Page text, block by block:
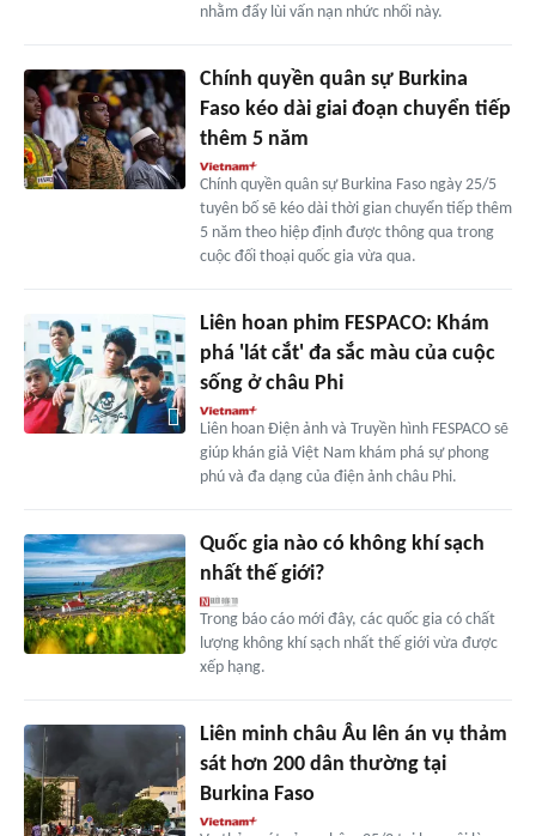
nhằm đẩy lùi vấn nạn nhức nhối này.
Chính quyền quân sự Burkina
Faso kéo dài giai đoạn chuyển tiếp
thêm 5 năm
Chính quyền quân sự Burkina Faso ngày 25/5
tuyên bố sẽ kéo dài thời gian chuyển tiếp thêm
5 năm theo hiệp định được thông qua trong
cuộc đối thoại quốc gia vừa qua.
Liên hoan phim FESPACO: Khám
phá 'lát cắt' đa sắc màu của cuộc
sống ở châu Phi
Liên hoan Điện ảnh và Truyền hình FESPACO sẽ
giúp khán giả Việt Nam khám phá sự phong
phú và đa dạng của điện ảnh châu Phi.
Quốc gia nào có không khí sạch
nhất thế giới?
Trong báo cáo mới đây, các quốc gia có chất
lượng không khí sạch nhất thế giới vừa được
xếp hạng.
Liên minh châu Âu lên án vụ thảm
sát hơn 200 dân thường tại
Burkina Faso